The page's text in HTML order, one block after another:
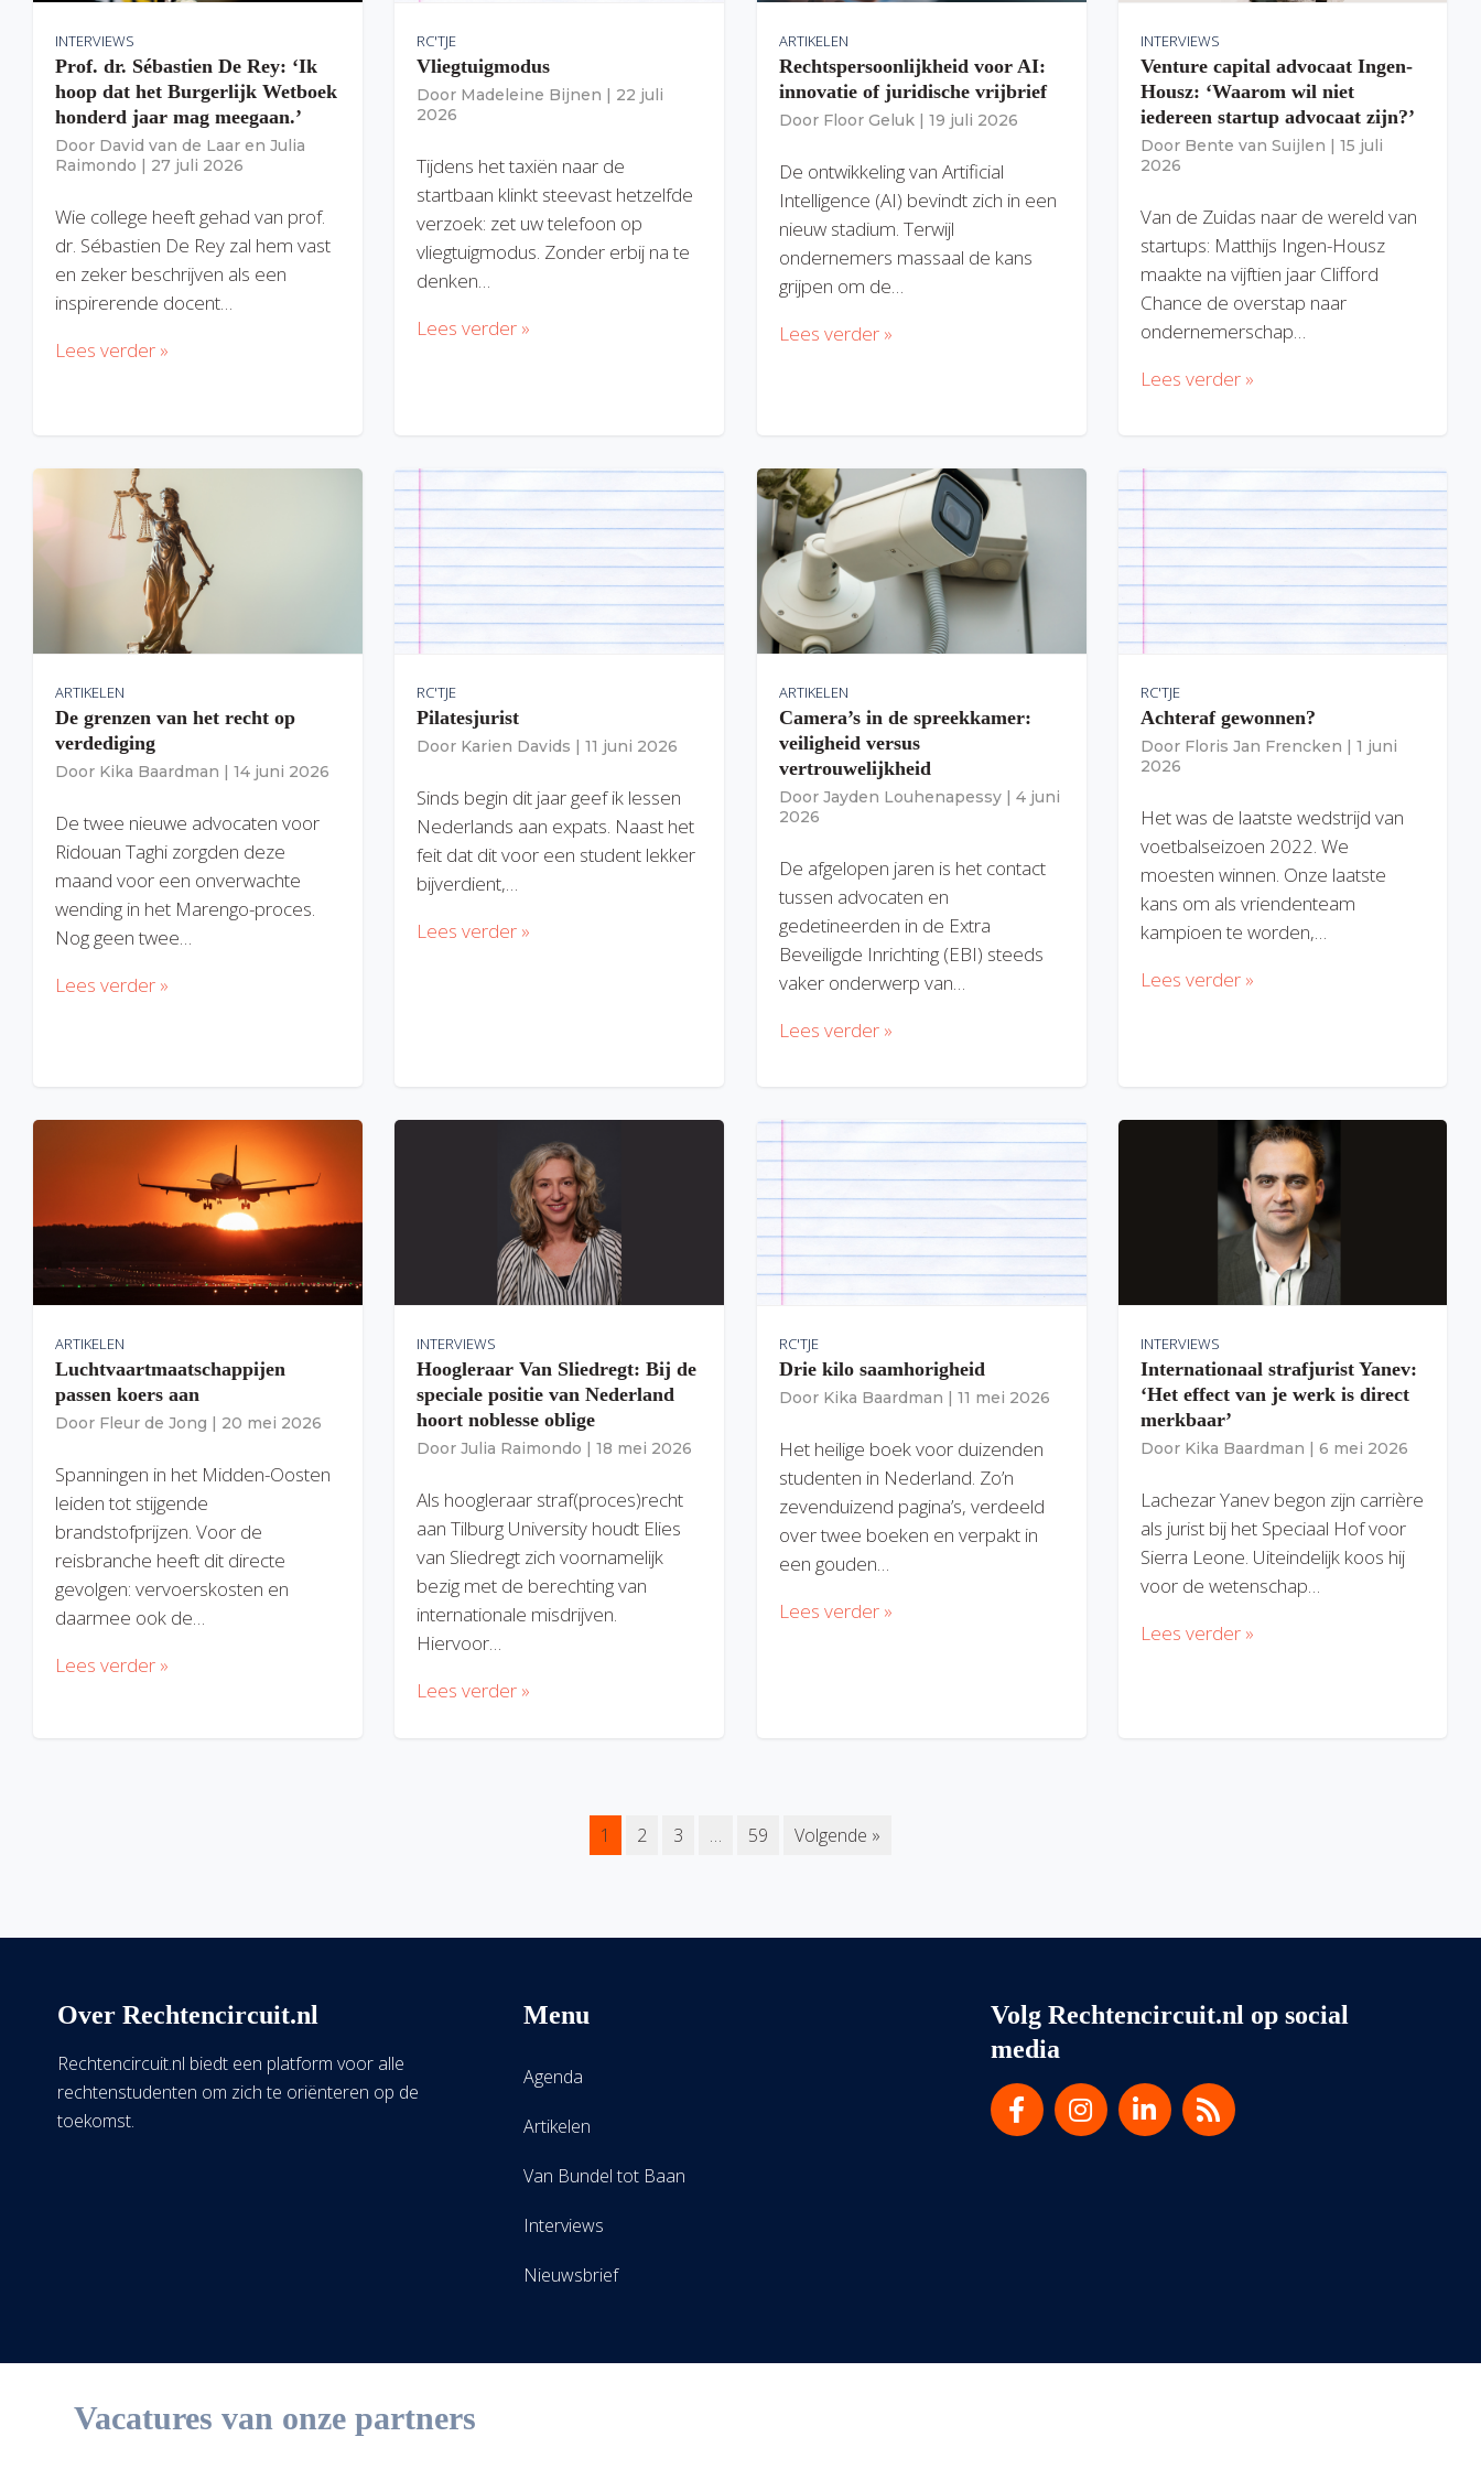
INTERVIEWS
Prof. dr. Sébastien De Rey: ‘Ik
hoop dat het Burgerlijk Wetboek
honderd jaar mag meegaan.’
Door David van de Laar en Julia
Raimondo | 27 juli 2026
Wie college heeft gehad van prof.
dr. Sébastien De Rey zal hem vast
en zeker beschrijven als een
inspirerende docent…
Lees verder »
RC'TJE
Vliegtuigmodus
Door Madeleine Bijnen | 22 juli
2026
Tijdens het taxiën naar de
startbaan klinkt steevast hetzelfde
verzoek: zet uw telefoon op
vliegtuigmodus. Zonder erbij na te
denken…
Lees verder »
ARTIKELEN
Rechtspersoonlijkheid voor AI:
innovatie of juridische vrijbrief
Door Floor Geluk | 19 juli 2026
De ontwikkeling van Artificial
Intelligence (AI) bevindt zich in een
nieuw stadium. Terwijl
ondernemers massaal de kans
grijpen om de…
Lees verder »
INTERVIEWS
Venture capital advocaat Ingen-
Housz: ‘Waarom wil niet
iedereen startup advocaat zijn?’
Door Bente van Suijlen | 15 juli
2026
Van de Zuidas naar de wereld van
startups: Matthijs Ingen-Housz
maakte na vijftien jaar Clifford
Chance de overstap naar
ondernemerschap…
Lees verder »
ARTIKELEN
De grenzen van het recht op
verdediging
Door Kika Baardman | 14 juni 2026
De twee nieuwe advocaten voor
Ridouan Taghi zorgden deze
maand voor een onverwachte
wending in het Marengo-proces.
Nog geen twee…
Lees verder »
RC'TJE
Pilatesjurist
Door Karien Davids | 11 juni 2026
Sinds begin dit jaar geef ik lessen
Nederlands aan expats. Naast het
feit dat dit voor een student lekker
bijverdient,…
Lees verder »
ARTIKELEN
Camera’s in de spreekkamer:
veiligheid versus
vertrouwelijkheid
Door Jayden Louhenapessy | 4 juni
2026
De afgelopen jaren is het contact
tussen advocaten en
gedetineerden in de Extra
Beveiligde Inrichting (EBI) steeds
vaker onderwerp van…
Lees verder »
RC'TJE
Achteraf gewonnen?
Door Floris Jan Frencken | 1 juni
2026
Het was de laatste wedstrijd van
voetbalseizoen 2022. We
moesten winnen. Onze laatste
kans om als vriendenteam
kampioen te worden,…
Lees verder »
ARTIKELEN
Luchtvaartmaatschappijen
passen koers aan
Door Fleur de Jong | 20 mei 2026
Spanningen in het Midden-Oosten
leiden tot stijgende
brandstofprijzen. Voor de
reisbranche heeft dit directe
gevolgen: vervoerskosten en
daarmee ook de…
Lees verder »
INTERVIEWS
Hoogleraar Van Sliedregt: Bij de
speciale positie van Nederland
hoort noblesse oblige
Door Julia Raimondo | 18 mei 2026
Als hoogleraar straf(proces)recht
aan Tilburg University houdt Elies
van Sliedregt zich voornamelijk
bezig met de berechting van
internationale misdrijven.
Hiervoor…
Lees verder »
RC'TJE
Drie kilo saamhorigheid
Door Kika Baardman | 11 mei 2026
Het heilige boek voor duizenden
studenten in Nederland. Zo’n
zevenduizend pagina’s, verdeeld
over twee boeken en verpakt in
een gouden…
Lees verder »
INTERVIEWS
Internationaal strafjurist Yanev:
‘Het effect van je werk is direct
merkbaar’
Door Kika Baardman | 6 mei 2026
Lachezar Yanev begon zijn carrière
als jurist bij het Speciaal Hof voor
Sierra Leone. Uiteindelijk koos hij
voor de wetenschap…
Lees verder »
1 2 3 … 59 Volgende »
Over Rechtencircuit.nl
Rechtencircuit.nl biedt een platform voor alle
rechtenstudenten om zich te oriënteren op de
toekomst.
Menu
Agenda
Artikelen
Van Bundel tot Baan
Interviews
Nieuwsbrief
Volg Rechtencircuit.nl op social
media
Vacatures van onze partners